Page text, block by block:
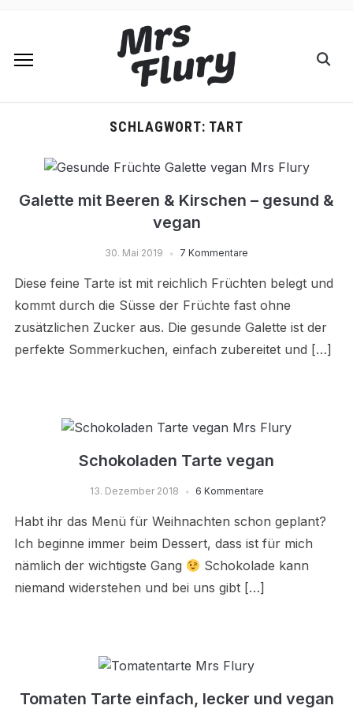
SCHLAGWORT: TART
Galette mit Beeren & Kirschen – gesund &
vegan
30. Mai 2019 7 Kommentare
Diese feine Tarte ist mit reichlich Früchten belegt und
kommt durch die Süsse der Früchte fast ohne
zusätzlichen Zucker aus. Die gesunde Galette ist der
perfekte Sommerkuchen, einfach zubereitet und […]
Schokoladen Tarte vegan
13. Dezember 2018 6 Kommentare
Habt ihr das Menü für Weihnachten schon geplant?
Ich beginne immer beim Dessert, dass ist für mich
nämlich der wichtigste Gang
Schokolade kann
niemand widerstehen und bei uns gibt […]
Tomaten Tarte einfach, lecker und vegan